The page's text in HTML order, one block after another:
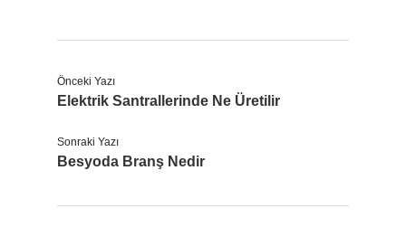
Önceki Yazı
Elektrik Santrallerinde Ne Üretilir
Sonraki Yazı
Besyoda Branş Nedir